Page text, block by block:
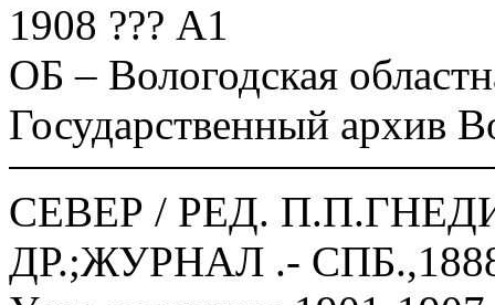
1908 ??? А1
ОБ – Вологодская
Государственный архив
СЕВЕР / РЕД.
ДР.;ЖУРНАЛ .-